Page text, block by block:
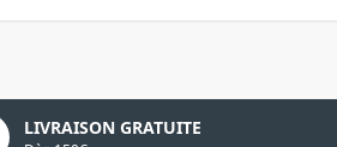
LIVRAISON GRATUITE